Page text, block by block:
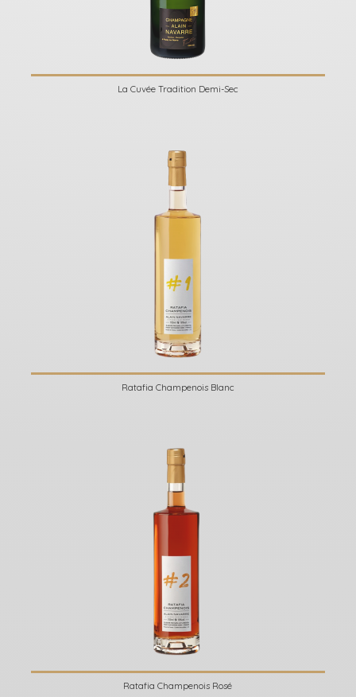
La Cuvée Tradition Demi-Sec
Ratafia Champenois Blanc
Ratafia Champenois Rosé